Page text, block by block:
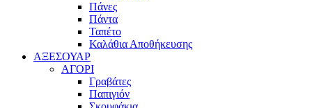
Πάνες
Πάντα
Ταπέτο
Καλάθια Αποθήκευσης
ΑΞΕΣΟΥΑΡ
ΑΓΟΡΙ
Γραβάτες
Παπιγιόν